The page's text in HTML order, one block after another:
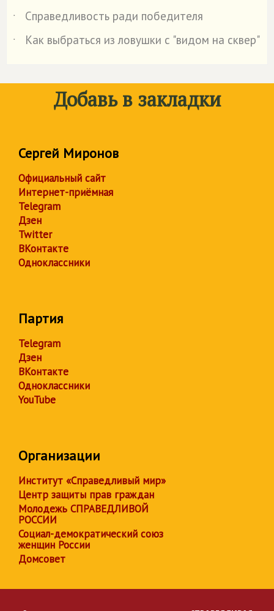
˙
Справедливость ради победителя
˙
Как выбраться из ловушки с "видом на сквер"
Добавь в закладки
Сергей Миронов
Официальный сайт
Интернет-приёмная
Telegram
Дзен
Twitter
ВКонтакте
Одноклассники
Партия
Telegram
Дзен
ВКонтакте
Одноклассники
YouTube
Организации
Институт «Справедливый мир»
Центр защиты прав граждан
Молодежь СПРАВЕДЛИВОЙ
РОССИИ
Социал-демократический союз
женщин России
Домсовет